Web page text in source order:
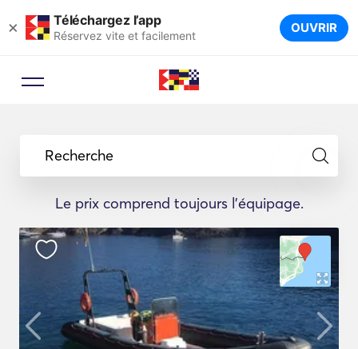
× Téléchargez l’app
Réservez vite et facilement OUVRIR
Recherche
Le prix comprend toujours l'équipage.